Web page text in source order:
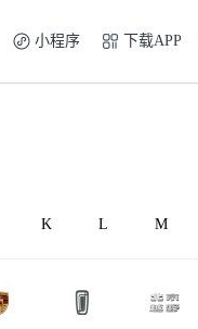
小程序 下载APP
K L M